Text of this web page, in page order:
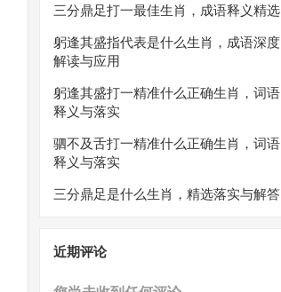
三分鼎足打一最佳生肖，成语释义精选
躬逢其盛指代表是什么生肖，成语深度
解读与应用
躬逢其盛打一精准什么正确生肖，词语
释义与落实
驷不及舌打一精准什么正确生肖，词语
释义与落实
三分鼎足是什么生肖，精选落实与解答
近期评论